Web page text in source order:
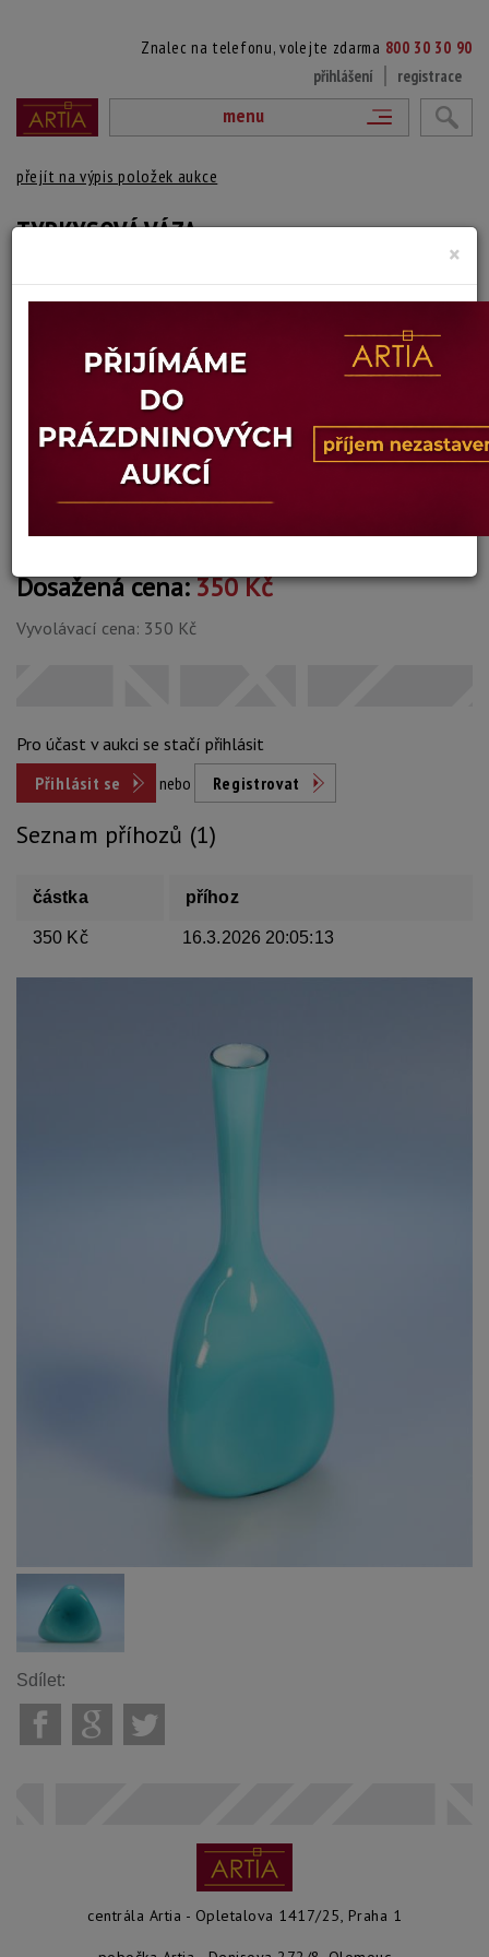
Znalec na telefonu, volejte zdarma 800 30 30 90
přihlášení
registrace
menu
přejít na výpis položek aukce
TYRKYSOVÁ VÁZA
Autor:Gunnar Ander
vydraženo
sklárna Lindshammar
Stav: dobrý
16.03.2026 20:25 SEČ
Dosažená cena:350 Kč
Vyvolávací cena: 350 Kč
Pro účast v aukci se stačí přihlásit
Přihlásit se
nebo Registrovat
Seznam příhozů (1)
částka příhoz
350 Kč 16.3.2026 20:05:13
Sdílet:
centrála Artia - Opletalova 1417/25, Praha 1
×